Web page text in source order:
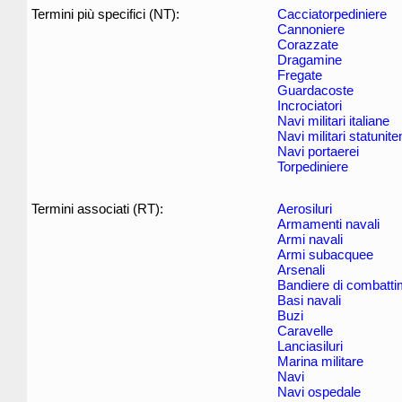
Termini più specifici (NT):
Cacciatorpediniere
Cannoniere
Corazzate
Dragamine
Fregate
Guardacoste
Incrociatori
Navi militari italiane
Navi militari
Navi portaerei
Torpediniere
Termini associati (RT):
Aerosiluri
Armamenti navali
Armi navali
Armi subacquee
Arsenali
Bandiere di
Basi navali
Buzi
Caravelle
Lanciasiluri
Marina militare
Navi
Navi ospedale